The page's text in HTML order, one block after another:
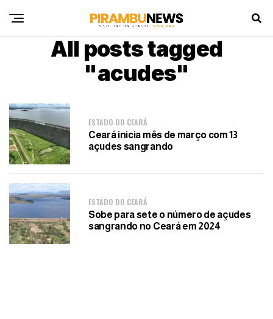
All posts tagged
"acudes"
ESTADO DO CEARÁ
Ceará inicia mês de março com 13
açudes sangrando
ESTADO DO CEARÁ
Sobe para sete o número de açudes
sangrando no Ceará em 2024